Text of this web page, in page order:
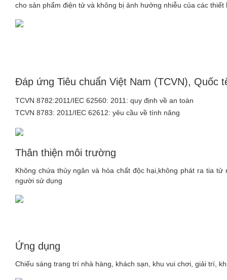
cho sản phẩm điện tử và không bị ảnh hưởng nhiễu của các thiết
Đáp ứng Tiêu chuẩn Việt Nam (TCVN), Quốc
TCVN 8782:2011/IEC 62560: 2011: quy định về an toàn
TCVN 8783: 2011/IEC 62612: yêu cầu về tính năng
Thân thiện môi trường
Không chứa thủy ngân và hóa chất độc hại,không phát ra tia tử
người sử dụng
Ứng dụng
Chiếu sáng trang trí nhà hàng, khách sạn, khu vui chơi, giải trí,